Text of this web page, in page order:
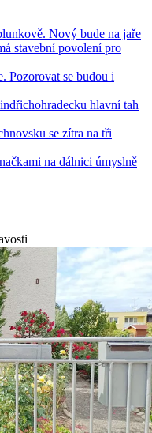
Nový bude na jaře
stavební povolení pro
Pozorovat se budou i
hlavní tah
se zítra na tři
na dálnici úmyslně